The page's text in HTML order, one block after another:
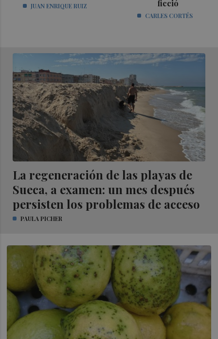
JUAN ENRIQUE RUIZ ficció
CARLES CORTÉS
La regeneración de las playas de
Sueca, a examen: un mes después
persisten los problemas de acceso
PAULA PICHER